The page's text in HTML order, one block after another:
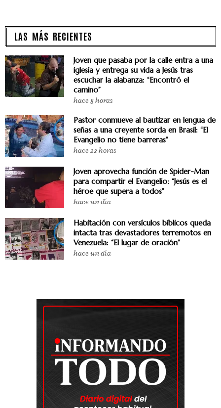
LAS MÁS RECIENTES
Joven que pasaba por la calle entra a una
iglesia y entrega su vida a Jesús tras
escuchar la alabanza: “Encontró el
camino”
hace 8 horas
Pastor conmueve al bautizar en lengua de
señas a una creyente sorda en Brasil: “El
Evangelio no tiene barreras”
hace 22 horas
Joven aprovecha función de Spider-Man
para compartir el Evangelio: “Jesús es el
héroe que supera a todos”
hace un día
Habitación con versículos bíblicos queda
intacta tras devastadores terremotos en
Venezuela: “El lugar de oración”
hace un día